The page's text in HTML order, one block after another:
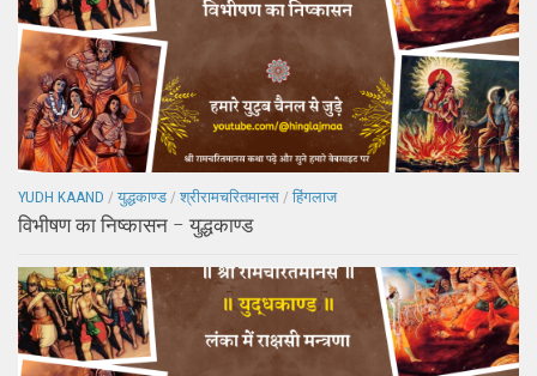
YUDH KAAND / युद्धकाण्ड / श्रीरामचरितमानस / हिंगलाज
विभीषण का निष्कासन – युद्धकाण्ड